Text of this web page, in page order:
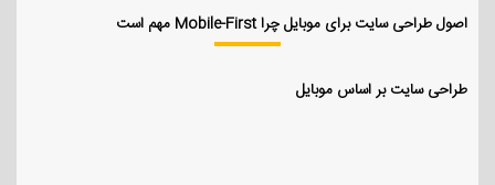
اصول طراحی سایت برای موبایل چرا Mobile-First مهم است
طراحی سایت بر اساس موبایل